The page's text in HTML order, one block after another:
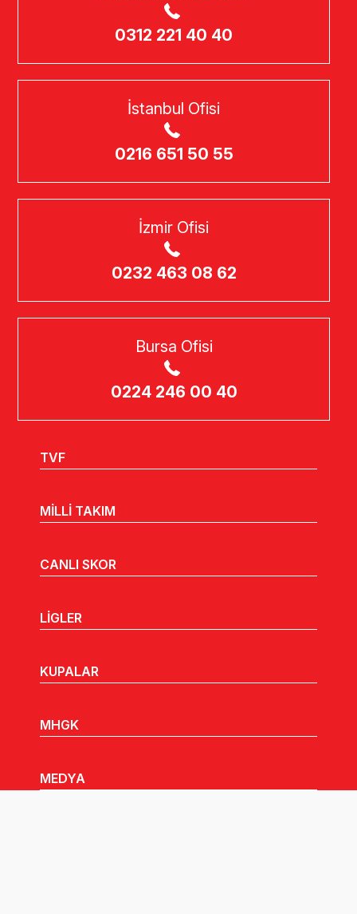
0312 221 40 40
İstanbul Ofisi
0216 651 50 55
İzmir Ofisi
0232 463 08 62
Bursa Ofisi
0224 246 00 40
TVF
MİLLİ TAKIM
CANLI SKOR
LİGLER
KUPALAR
MHGK
MEDYA